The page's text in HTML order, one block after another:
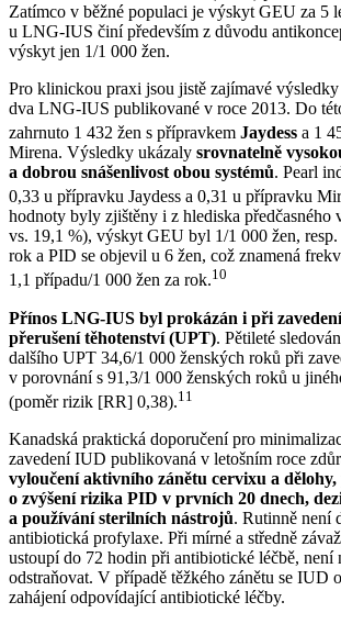
Zatímco v běžné populaci je výskyt GEU za 5
u LNG-IUS činí především z důvodu
výskyt jen 1/1 000 žen.
Pro klinickou praxi jsou jistě zajímavé
dva LNG-IUS publikované v roce 2013. Do
zahrnuto 1 432 žen s přípravkem Jaydess a 1
Mirena. Výsledky ukázaly srovnatelně
a dobrou snášenlivost obou systémů. Pearl
0,33 u přípravku Jaydess a 0,31 u přípravku
hodnoty byly zjištěny i z hlediska předčasného
vs. 19,1 %), výskyt GEU byl 1/1 000 žen, resp.
rok a PID se objevil u 6 žen, což znamená
1,1 případu⁠/⁠1 000 žen za rok.10
Přínos LNG-IUS byl prokázán i při zavedení
přerušení těhotenství (UPT). Pětileté
dalšího UPT 34,6/1 000 ženských roků při
v porovnání s 91,3/1 000 ženských roků u
(poměr rizik [RR] 0,38).11
Kanadská praktická doporučení pro
zavedení IUD publikovaná v letošním roce
vyloučení aktivního zánětu cervixu a
o zvýšení rizika PID v prvních 20 dnech,
a používání sterilních nástrojů. Rutinně není
antibiotická profylaxe. Při mírné a středně
ustoupí do 72 hodin při antibiotické léčbě, není
odstraňovat. V případě těžkého zánětu se IUD
zahájení odpovídající antibiotické léčby.